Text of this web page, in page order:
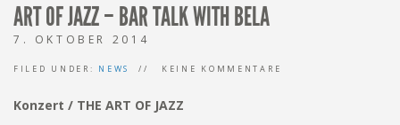
ART OF JAZZ – BAR TALK WITH BELA
7. OKTOBER 2014
FILED UNDER: NEWS KEINE KOMMENTARE
Konzert / THE ART OF JAZZ